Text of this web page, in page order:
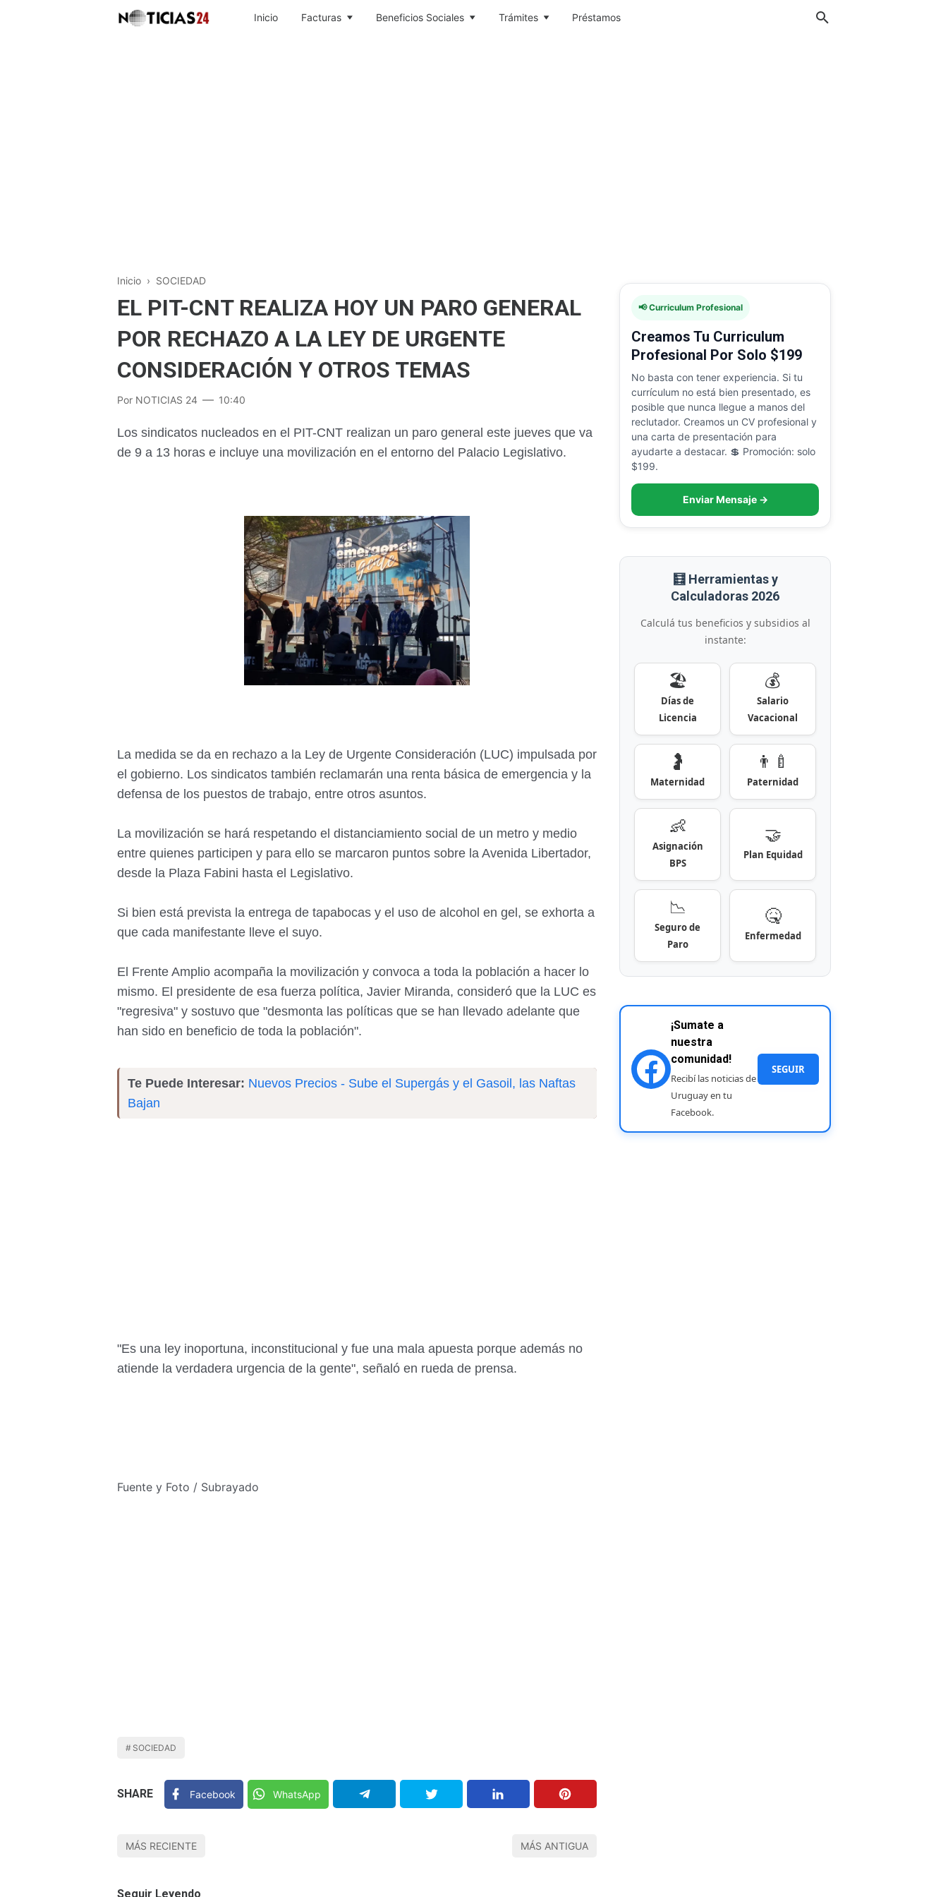
Inicio Facturas Beneficios Sociales Trámites Préstamos
Inicio › SOCIEDAD
EL PIT-CNT REALIZA HOY UN PARO GENERAL
POR RECHAZO A LA LEY DE URGENTE
CONSIDERACIÓN Y OTROS TEMAS
Por NOTICIAS 24 10:40
Los sindicatos nucleados en el PIT-CNT realizan un paro general este jueves que va
de 9 a 13 horas e incluye una movilización en el entorno del Palacio Legislativo.
La medida se da en rechazo a la Ley de Urgente Consideración (LUC) impulsada por
el gobierno. Los sindicatos también reclamarán una renta básica de emergencia y la
defensa de los puestos de trabajo, entre otros asuntos.
La movilización se hará respetando el distanciamiento social de un metro y medio
entre quienes participen y para ello se marcaron puntos sobre la Avenida Libertador,
desde la Plaza Fabini hasta el Legislativo.
Si bien está prevista la entrega de tapabocas y el uso de alcohol en gel, se exhorta a
que cada manifestante lleve el suyo.
El Frente Amplio acompaña la movilización y convoca a toda la población a hacer lo
mismo. El presidente de esa fuerza política, Javier Miranda, consideró que la LUC es
"regresiva" y sostuvo que "desmonta las políticas que se han llevado adelante que
han sido en beneficio de toda la población".
Te Puede Interesar: Nuevos Precios - Sube el Supergás y el Gasoil, las Naftas
Bajan
"Es una ley inoportuna, inconstitucional y fue una mala apuesta porque además no
atiende la verdadera urgencia de la gente", señaló en rueda de prensa.
Fuente y Foto / Subrayado
SOCIEDAD
SHARE Facebook WhatsApp
MÁS RECIENTE MÁS ANTIGUA
Seguir Leyendo
📢 Curriculum Profesional
Creamos Tu Curriculum
Profesional Por Solo $199
No basta con tener experiencia. Si tu
currículum no está bien presentado, es
posible que nunca llegue a manos del
reclutador. Creamos un CV profesional y
una carta de presentación para
ayudarte a destacar. 💲 Promoción: solo
$199.
Enviar Mensaje →
🧮 Herramientas y
Calculadoras 2026
Calculá tus beneficios y subsidios al
instante:
🏖️
Días de
Licencia
💰
Salario
Vacacional
🤰
Maternidad
👨‍🍼
Paternidad
👶
Asignación
BPS
🤝
Plan Equidad
📉
Seguro de
Paro
🤒
Enfermedad
¡Sumate a
nuestra
comunidad!
Recibí las noticias de
Uruguay en tu
Facebook.
SEGUIR